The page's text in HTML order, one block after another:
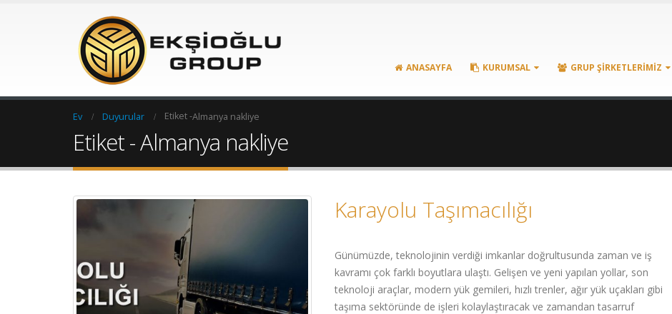
ANASAYFA KURUMSAL GRUP ŞIRKETLERIMIZ
Ev Duyurular Etiket -Almanya nakliye
Etiket - Almanya nakliye
Karayolu Taşımacılığı
Günümüzde, teknolojinin verdiği imkanlar doğrultusunda zaman ve iş
kavramı çok farklı boyutlara ulaştı. Gelişen ve yeni yapılan yollar, son
teknoloji araçlar, modern yük gemileri, hızlı trenler, ağır yük uçakları gibi
taşıma sektöründe de işleri kolaylaştıracak ve zamandan tasarruf